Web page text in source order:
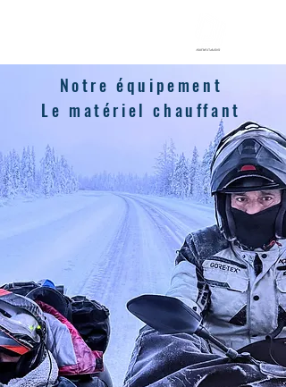
Notre équipement
Le matériel chauffant